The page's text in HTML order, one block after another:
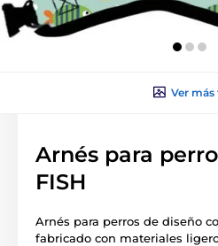
Ver más
Arnés para
FISH
Arnés para perros de diseño
fabricado con materiales